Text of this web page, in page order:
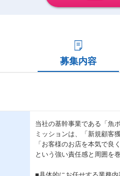
募集内容
当社の基幹事業である「魚
ミッションは、「新規顧客
「お客様のお店を本気で良
という強い責任感と周囲を